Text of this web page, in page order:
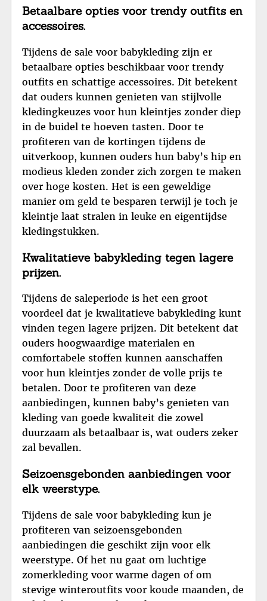
Betaalbare opties voor trendy outfits en
accessoires.
Tijdens de sale voor babykleding zijn er
betaalbare opties beschikbaar voor trendy
outfits en schattige accessoires. Dit betekent
dat ouders kunnen genieten van stijlvolle
kledingkeuzes voor hun kleintjes zonder diep
in de buidel te hoeven tasten. Door te
profiteren van de kortingen tijdens de
uitverkoop, kunnen ouders hun baby’s hip en
modieus kleden zonder zich zorgen te maken
over hoge kosten. Het is een geweldige
manier om geld te besparen terwijl je toch je
kleintje laat stralen in leuke en eigentijdse
kledingstukken.
Kwalitatieve babykleding tegen lagere
prijzen.
Tijdens de saleperiode is het een groot
voordeel dat je kwalitatieve babykleding kunt
vinden tegen lagere prijzen. Dit betekent dat
ouders hoogwaardige materialen en
comfortabele stoffen kunnen aanschaffen
voor hun kleintjes zonder de volle prijs te
betalen. Door te profiteren van deze
aanbiedingen, kunnen baby’s genieten van
kleding van goede kwaliteit die zowel
duurzaam als betaalbaar is, wat ouders zeker
zal bevallen.
Seizoensgebonden aanbiedingen voor
elk weerstype.
Tijdens de sale voor babykleding kun je
profiteren van seizoensgebonden
aanbiedingen die geschikt zijn voor elk
weerstype. Of het nu gaat om luchtige
zomerkleding voor warme dagen of om
stevige winteroutfits voor koude maanden, de